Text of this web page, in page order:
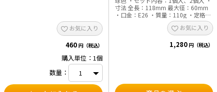
お気に入り
460 円（税込）
購入単位：1個
数量：
寸法 全長：118mm 最大径：60mm
・口金：E26 ・質量：110g ・定格消
費電力：11W ・定格入力電流：
210mA ・全光束：1560lm ・エネル
ギー消費効率：141.8lm／W ・平均演
色評価数：Ra83 ・定格寿命：
40000h ・使用場所：屋内用（屋外使
灯、非常用照明器具 ・水銀灯器具な
お気に入り
1,280 円（税込）